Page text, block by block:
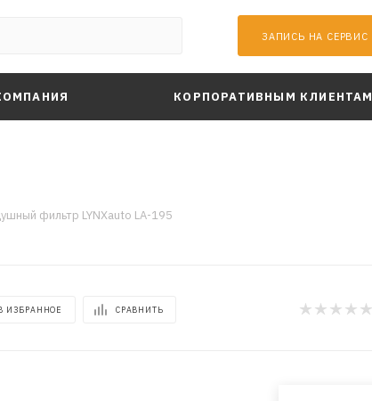
ЗАПИСЬ НА СЕРВИС
КОРПОРАТИВНЫМ КЛИЕНТАМ
фильтр LYNXauto LA-195
ИЗБРАННОЕ СРАВНИТЬ